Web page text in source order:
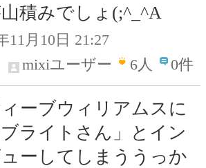
積みでしょ(;^_^A
11月10日 21:27
mixiユーザー
6人 0件
ーブウィリアムスに
ブライトさん」とイン
ーしてしまううっか